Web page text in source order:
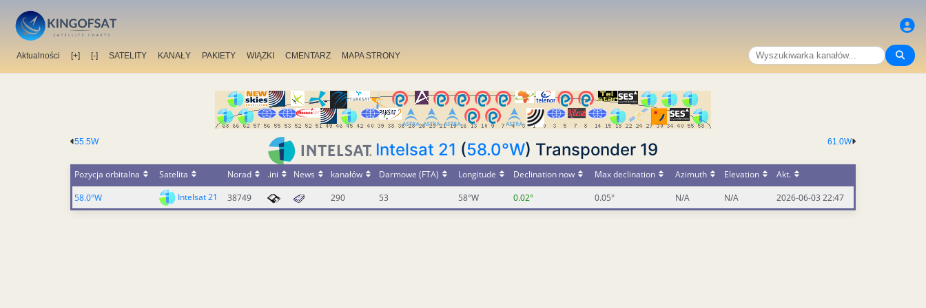
Aktualności [+] [-] SATELITY KANAŁY PAKIETY WIĄZKI CMENTARZ MAPA STRONY
61.0W
55.5W Intelsat 21 (58.0°W) Transponder 19
Pozycja orbitalna Satelita Norad .ini News kanałów Darmowe (FTA) Longitude Declination now Max declination Azimuth Elevation
Akt.
58.0°W
Intelsat 21 38749 290 53 58°W 0.02° 0.05° N/A N/A 2026-06-03 22:47